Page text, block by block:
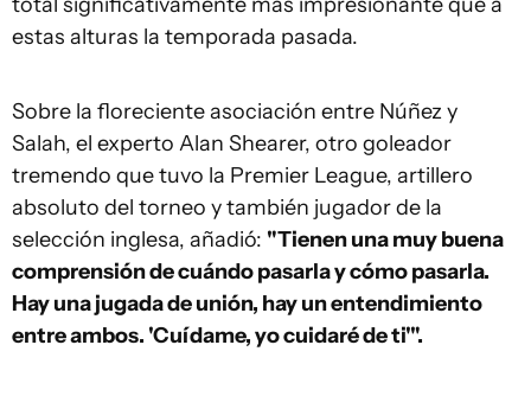
estas alturas la temporada pasada.
Sobre la floreciente asociación entre Núñez y
Salah, el experto Alan Shearer, otro goleador
tremendo que tuvo la Premier League, artillero
absoluto del torneo y también jugador de la
selección inglesa, añadió: "Tienen una muy buena
comprensión de cuándo pasarla y cómo pasarla.
Hay una jugada de unión, hay un entendimiento
entre ambos. 'Cuídame, yo cuidaré de ti'".